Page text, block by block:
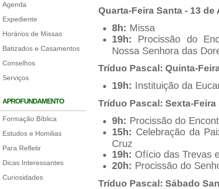
Agenda
Expediente
Horários de Missas
Batizados e Casamentos
Conselhos
Serviços
APROFUNDAMENTO
Formação Bíblica
Estudos e Homilias
Para Refletir
Dicas Interessantes
Curiosidades
Quarta-Feira Santa - 13 de
8h: Missa
19h: Procissão do
Nossa Senhora das
Tríduo Pascal: Quinta-
19h: Instituição da
Tríduo Pascal: Sexta-Feira
9h: Procissão do
15h: Celebração da
Cruz
19h: Ofício das Trevas
20h: Procissão do
Tríduo Pascal: Sábado